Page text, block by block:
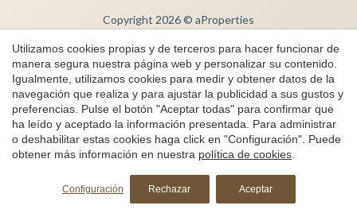
Solicita más información
Copyright 2026 © aProperties
Inmobiliaria de lujo
AICAT 6388
Aviso Legal
Política de Privacidad
Política de cookies
Canal de denuncias
Utilizamos cookies propias y de terceros para hacer funcionar de
manera segura nuestra página web y personalizar su contenido.
Igualmente, utilizamos cookies para medir y obtener datos de la
navegación que realiza y para ajustar la publicidad a sus gustos y
preferencias. Pulse el botón "Aceptar todas" para confirmar que
ha leído y aceptado la información presentada. Para administrar
o deshabilitar estas cookies haga click en "Configuración". Puede
obtener más información en nuestra política de cookies
Configuración Rechazar Aceptar